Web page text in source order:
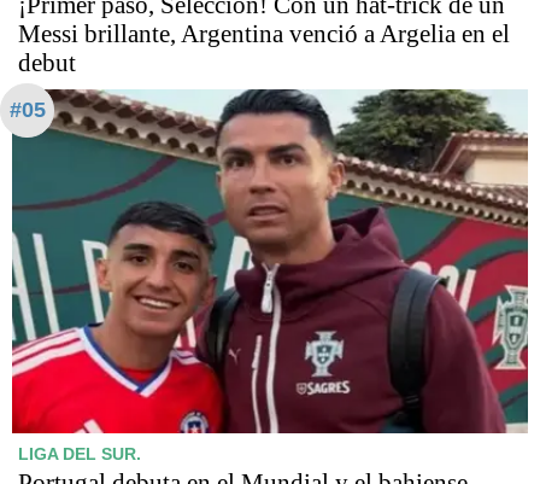
Messi brillante, Argentina venció a Argelia en el
debut
#05
LIGA DEL SUR.